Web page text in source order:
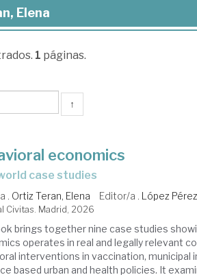
Elena
1 páginas.
↑
economics
case studies
. Ortiz Teran, Elena Editor/a . López
Civitas. Madrid, 2026
brings together nine case studies
operates in real and legally relevant
interventions in vaccination, municipal
based urban and health policies. It